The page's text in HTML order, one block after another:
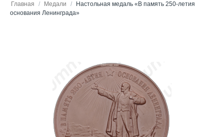
Главная / Медали /
Настольная медаль «В память 250-летия
основания Ленинграда»